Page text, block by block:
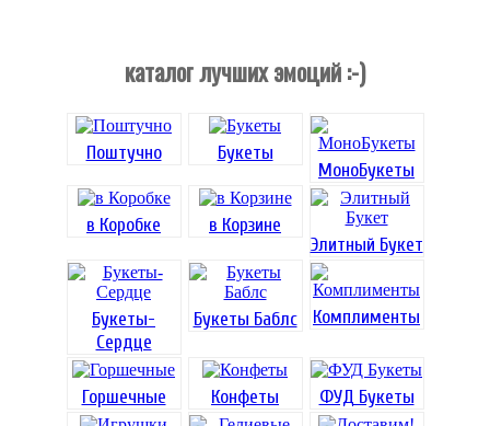
каталог лучших эмоций :-)
Поштучно Букеты
МоноБукеты
в Коробке
в Корзине
Элитный Букет
Букеты-
Сердце
Букеты Баблс Комплименты
Горшечные Конфеты ФУД Букеты